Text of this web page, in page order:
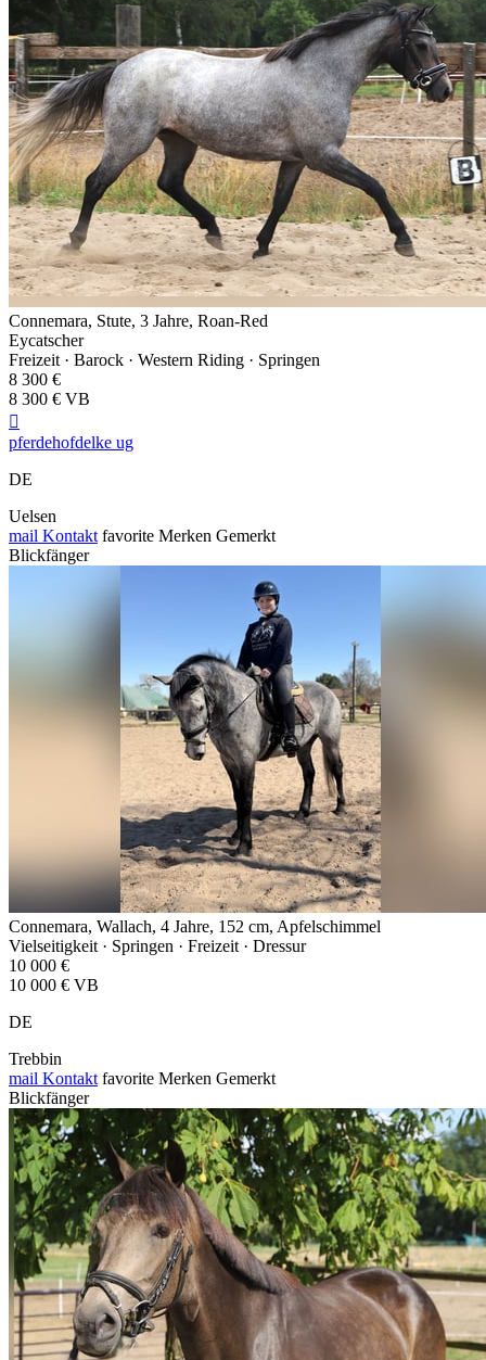
Connemara, Stute, 3 Jahre, Roan-Red
Eycatscher
Freizeit · Barock · Western Riding · Springen
8 300 €
8 300 € VB

pferdehofdelke ug
DE
Uelsen
mail Kontakt favorite Merken Gemerkt
Blickfänger
Connemara, Wallach, 4 Jahre, 152 cm, Apfelschimmel
Vielseitigkeit · Springen · Freizeit · Dressur
10 000 €
10 000 € VB
DE
Trebbin
mail Kontakt favorite Merken Gemerkt
Blickfänger